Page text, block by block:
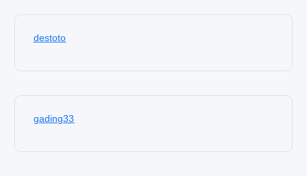
destoto
gading33